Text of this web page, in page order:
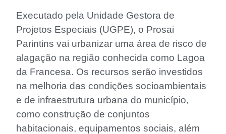
Executado pela Unidade Gestora de
Projetos Especiais (UGPE), o Prosai
Parintins vai urbanizar uma área de risco de
alagação na região conhecida como Lagoa
da Francesa. Os recursos serão investidos
na melhoria das condições socioambientais
e de infraestrutura urbana do município,
como construção de conjuntos
habitacionais, equipamentos sociais, além